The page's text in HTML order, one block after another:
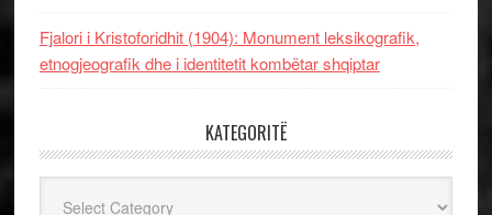
Fjalori i Kristoforidhit (1904): Monument leksikografik,
etnogjeografik dhe i identitetit kombëtar shqiptar
KATEGORITË